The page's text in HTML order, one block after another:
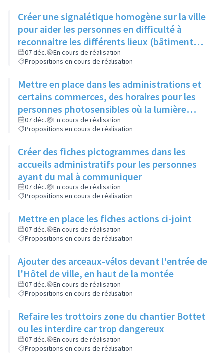
Créer une signalétique homogène sur la ville
pour aider les personnes en difficulté à
reconnaitre les différents lieux (bâtiments
administratis avec bandeau bleu, bâtiments
culturels bandeau vert,...)
07 déc.
En cours de réalisation
Propositions en cours de réalisation
Mettre en place dans les administrations et
certains commerces, des horaires pour les
personnes photosensibles où la lumière
serait diminuée
07 déc.
En cours de réalisation
Propositions en cours de réalisation
Créer des fiches pictogrammes dans les
accueils administratifs pour les personnes
ayant du mal à communiquer
07 déc.
En cours de réalisation
Propositions en cours de réalisation
Mettre en place les fiches actions ci-joint
07 déc.
En cours de réalisation
Propositions en cours de réalisation
Ajouter des arceaux-vélos devant l'entrée de
l'Hôtel de ville, en haut de la montée
07 déc.
En cours de réalisation
Propositions en cours de réalisation
Refaire les trottoirs zone du chantier Bottet
ou les interdire car trop dangereux
07 déc.
En cours de réalisation
Propositions en cours de réalisation